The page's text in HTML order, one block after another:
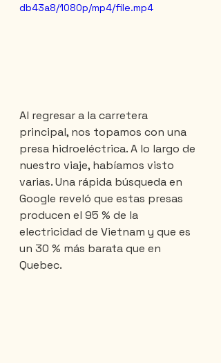
db43a8/1080p/mp4/file.mp4
Al regresar a la carretera
principal, nos topamos con una
presa hidroeléctrica. A lo largo de
nuestro viaje, habíamos visto
varias. Una rápida búsqueda en
Google reveló que estas presas
producen el 95 % de la
electricidad de Vietnam y que es
un 30 % más barata que en
Quebec.